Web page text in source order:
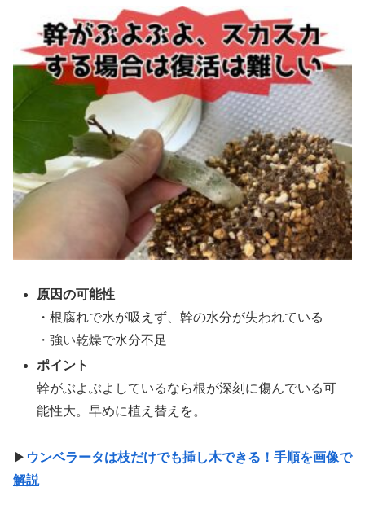
原因の可能性
・根腐れで水が吸えず、幹の水分が失われている
・強い乾燥で水分不足
ポイント
幹がぶよぶよしているなら根が深刻に傷んでいる可
能性大。早めに植え替えを。
▶ ウンベラータは枝だけでも挿し木できる！手順を画像で
解説